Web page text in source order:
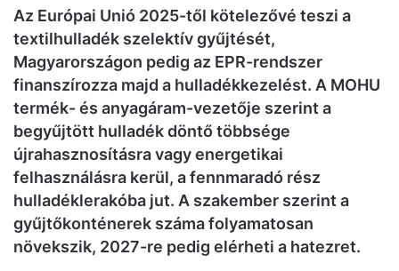
Az Európai Unió 2025-től kötelezővé teszi a
textilhulladék szelektív gyűjtését,
Magyarországon pedig az EPR-rendszer
finanszírozza majd a hulladékkezelést. A MOHU
termék- és anyagáram-vezetője szerint a
begyűjtött hulladék döntő többsége
újrahasznosításra vagy energetikai
felhasználásra kerül, a fennmaradó rész
hulladéklerakóba jut. A szakember szerint a
gyűjtőkonténerek száma folyamatosan
növekszik, 2027-re pedig elérheti a hatezret.